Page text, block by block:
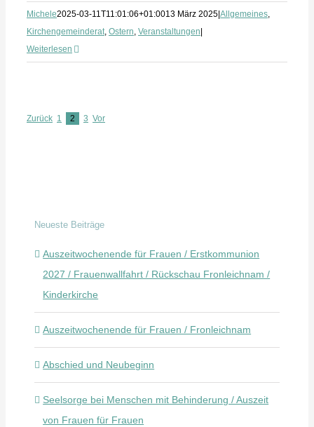
Michele2025-03-11T11:01:06+01:0013 März 2025 Allgemeines,
Kirchengemeinderat, Ostern, Veranstaltungen
Weiterlesen
Zurück 1 2 3 Vor
Neueste Beiträge
Auszeitwochenende für Frauen / Erstkommunion
2027 / Frauenwallfahrt / Rückschau Fronleichnam /
Kinderkirche
Auszeitwochenende für Frauen / Fronleichnam
Abschied und Neubeginn
Seelsorge bei Menschen mit Behinderung / Auszeit
von Frauen für Frauen